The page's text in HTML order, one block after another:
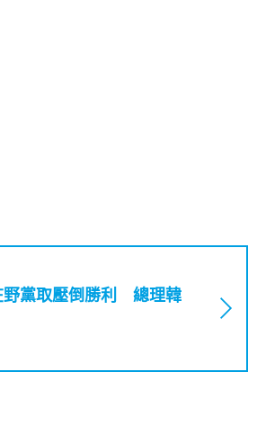
野黨取壓倒勝利 總理韓